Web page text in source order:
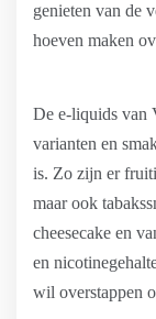
genieten van de
hoeven maken
De e-liquids van
varianten en
is. Zo zijn er
maar ook
cheesecake en
en
wil overstappen